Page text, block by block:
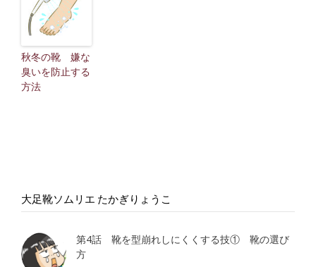
秋冬の靴 嫌な
臭いを防止する
方法
大足靴ソムリエ たかぎりょうこ
第4話 靴を型崩れしにくくする技① 靴の選び
方